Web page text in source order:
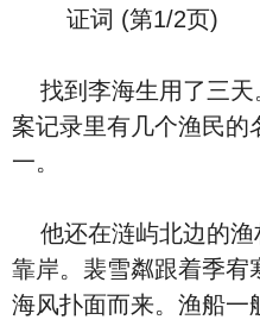
证词 (第1/2页)
找到李海生用了三天
案记录里有几个渔民的
一。
他还在涟屿北边的渔
靠岸。裴雪粼跟着季宥
海风扑面而来。渔船一